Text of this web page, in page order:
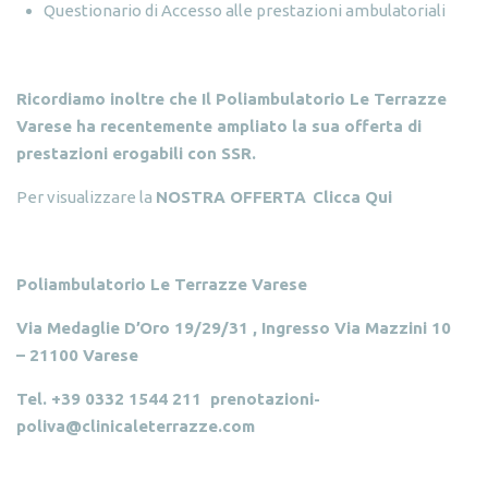
Questionario di Accesso alle prestazioni ambulatoriali
Ricordiamo inoltre che Il Poliambulatorio Le Terrazze
Varese ha recentemente ampliato la sua offerta di
prestazioni erogabili con SSR.
Per visualizzare la NOSTRA OFFERTA Clicca Qui
Poliambulatorio Le Terrazze Varese
Via Medaglie D’Oro 19/29/31 , Ingresso Via Mazzini 10
– 21100 Varese
Tel. +39 0332 1544 211 prenotazioni-
poliva@clinicaleterrazze.com